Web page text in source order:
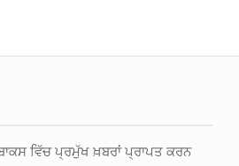
ਵਿੱਚ ਪ੍ਰਮੁੱਖ ਖ਼ਬਰਾਂ ਪ੍ਰਾਪਤ ਕਰਨ